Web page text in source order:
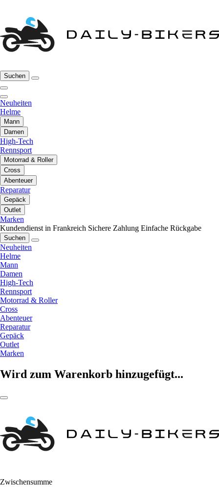
Suchen
Neuheiten
Helme
Mann
Damen
High-Tech
Rennsport
Motorrad & Roller
Cross
Abenteuer
Reparatur
Gepäck
Outlet
Marken
Kundendienst in Frankreich Sichere Zahlung Einfache Rückgabe
Suchen
Neuheiten
Helme
Mann
Damen
High-Tech
Rennsport
Motorrad & Roller
Cross
Abenteuer
Reparatur
Gepäck
Outlet
Marken
Wird zum Warenkorb hinzugefügt...
Zwischensumme